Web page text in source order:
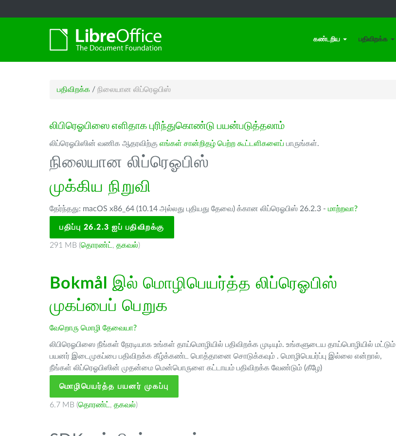
கண்டறிய பதிவிறக்க
பதிவிறக்க / நிலையான லிப்ரெஓபிஸ்
லிபிரெஓபிஸை எளிதாக புரிந்துகொண்டு பயன்படுத்தலாம்
லிப்ரெஓபிஸின் வணிக ஆதரவிற்கு எங்கள் சான்றிதழ் பெற்ற கூட்டளிகளைப் பாருங்கள்.
நிலையான லிப்ரெஓபிஸ்
முக்கிய நிறுவி
தேர்ந்தது: macOS x86_64 (10.14 அல்லது புதியது தேவை) க்கான லிப்ரெஓபிஸ் 26.2.3 - மாற்றவா?
பதிப்பு 26.2.3 ஐப் பதிவிறக்கு
291 MB (தொரண்ட் , தகவல்)
Bokmål
இல் மொழிபெயர்த்த லிப்ரெஓபிஸ்
முகப்பைப் பெறுக
வேறொரு மொழி தேவையா?
லிபிரெஓபிஸை நீங்கள் நேரடியாக உங்கள் தாய்மொழியில் பதிவிறக்க முடியும். உங்களுடைய தாய்பொழியில் மட்டும்
பயனர் இடைமுகப்பை பதிவிறக்க கீழ்க்கண்ட பொத்தானை சொடுக்கவும் . மொழிபெயர்ப்பு இல்லை என்றால்,
நீங்கள் லிப்ரெஓபிஸின் முதன்மை மென்பொருளை கட்டாயம் பதிவிறக்க வேண்டும் (கீழே)
மொழிபெயர்த்த பயனர் முகப்பு
6.7 MB (தொரண்ட் , தகவல்)